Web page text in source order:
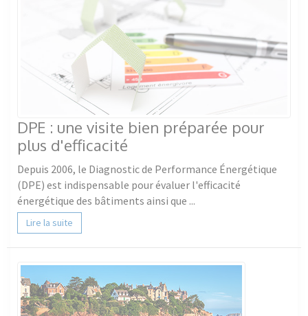
DPE : une visite bien préparée pour
plus d'efficacité
Depuis 2006, le Diagnostic de Performance Énergétique
(DPE) est indispensable pour évaluer l'efficacité
énergétique des bâtiments ainsi que ...
Lire la suite